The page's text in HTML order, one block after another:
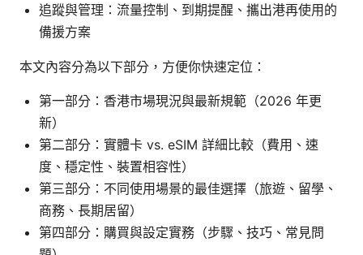
追蹤與管理：流量控制、到期提醒、攜出港再使用的
備援方案
本文內容分為以下部分，方便你快速定位：
第一部分：香港市場現況與最新規範（2026 年更
新）
第二部分：實體卡 vs. eSIM 詳細比較（費用、速
度、穩定性、裝置相容性）
第三部分：不同使用場景的最佳選擇（旅遊、留學、
商務、長期居留）
第四部分：購買與設定實務（步驟、技巧、常見問